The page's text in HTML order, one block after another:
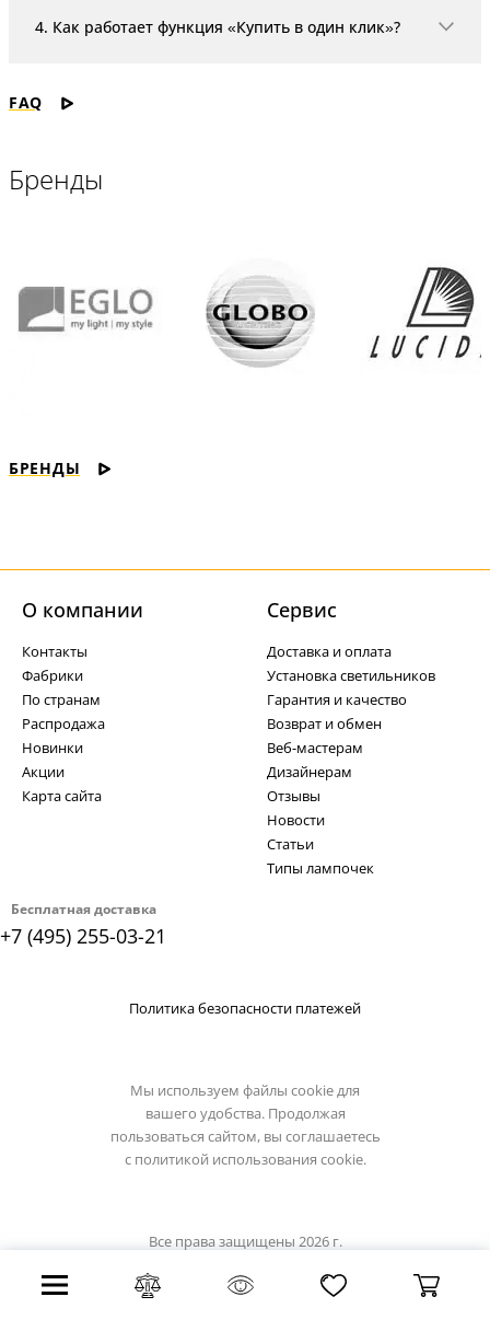
4. Как работает функция «Купить в один клик»?
FAQ
Бренды
БРЕНДЫ
Бесплатная доставка
+7 (495) 255-03-21
О компании
Контакты
Фабрики
По странам
Распродажа
Новинки
Акции
Карта сайта
Cервис
Доставка и оплата
Установка светильников
Гарантия и качество
Возврат и обмен
Веб-мастерам
Дизайнерам
Отзывы
Новости
Статьи
Типы лампочек
Политика безопасности платежей
Мы используем файлы cookie для
вашего удобства. Продолжая
пользоваться сайтом, вы соглашаетесь
с политикой использования cookie.
Все права защищены 2026 г.